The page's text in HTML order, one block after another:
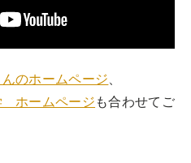
のホームページ、
ホームページ も合わせてご